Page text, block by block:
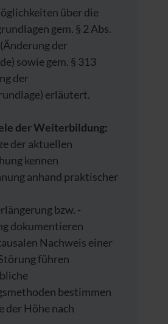
über die
gem. § 2 Abs.
der
sowie gem. § 313
der
erläutert.
der Weiterbildung:
der aktuellen
kennen
anhand praktischer
bzw. -
dokumentieren
Nachweis einer
führen
bestimmen
der Höhe nach